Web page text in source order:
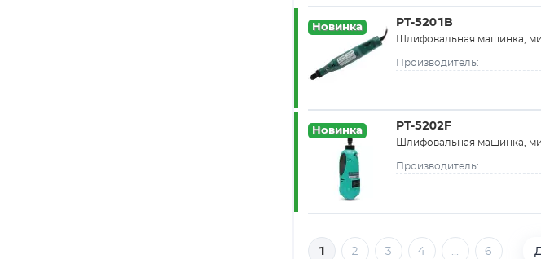
Новинка PT-5201B
Шлифовальная машинка,
Производитель:
Новинка PT-5202F
Шлифовальная машинка,
Производитель:
1 2 3 4 ... 6